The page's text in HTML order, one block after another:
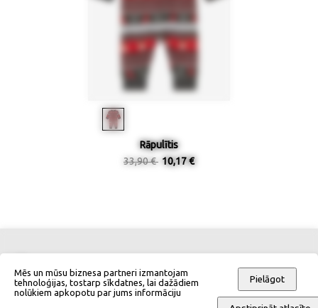
Rāpulītis
33,90 € 10,17 €
Kontakti Izmēru tabulas
Mēs un mūsu biznesa partneri izmantojam
tehnoloģijas, tostarp sīkdatnes, lai dažādiem
nolūkiem apkopotu par jums informāciju
Pielāgot